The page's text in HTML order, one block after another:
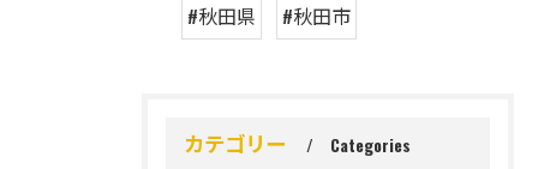
#秋田県
#秋田市
カテゴリー Categories